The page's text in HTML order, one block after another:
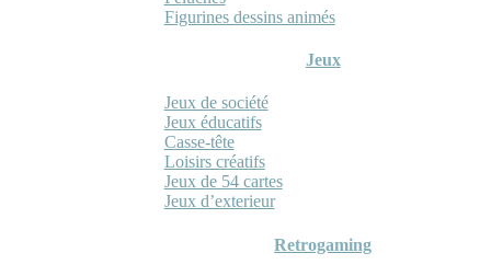
Figurines dessins animés
Jeux
Jeux de société
Jeux éducatifs
Casse-tête
Loisirs créatifs
Jeux de 54 cartes
Jeux d’exterieur
Retrogaming